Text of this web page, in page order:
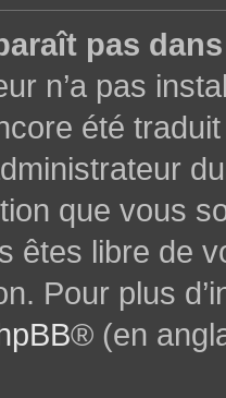
pas
n’a pas
été
que vous
êtes libre de
Pour plus
® (en